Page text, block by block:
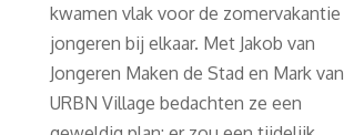
kwamen vlak voor de zomervakantie
jongeren bij elkaar. Met Jakob van
Jongeren Maken de Stad en Mark van
URBN Village bedachten ze een